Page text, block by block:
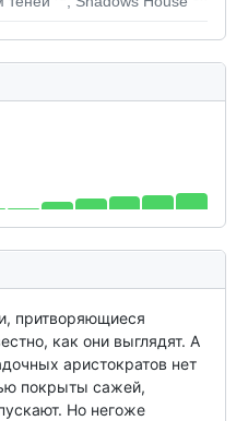
притворяющиеся
как они выглядят. А
аристократов нет
покрыты сажей,
Но негоже